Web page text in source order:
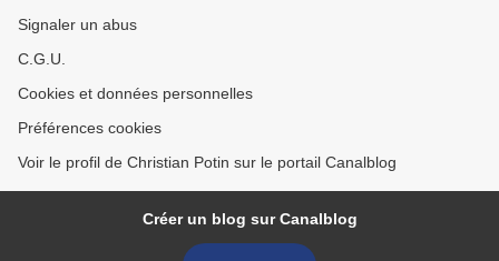
Signaler un abus
C.G.U.
Cookies et données personnelles
Préférences cookies
Voir le profil de Christian Potin sur le portail Canalblog
Créer un blog sur Canalblog